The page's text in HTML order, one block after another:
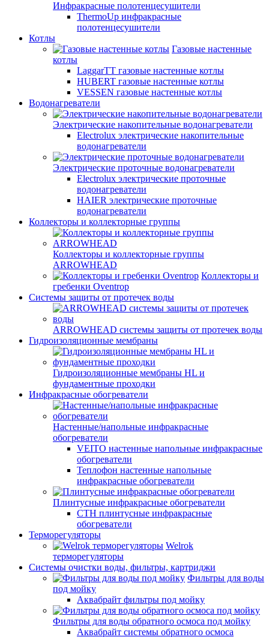
Инфракрасные полотенцесушители
ThermoUp инфракрасные
полотенцесушители
Котлы
Газовые настенные
котлы
LaggarTT газовые настенные котлы
HUBERT газовые настенные котлы
VESSEN газовые настенные котлы
Водонагреватели
Электрические накопительные водонагреватели
Electrolux электрические накопительные
водонагреватели
Электрические проточные водонагреватели
Electrolux электрические проточные
водонагреватели
HAIER электрические проточные
водонагреватели
Коллекторы и коллекторные группы
Коллекторы и коллекторные группы
ARROWHEAD
Коллекторы и
гребенки Oventrop
Системы защиты от протечек воды
ARROWHEAD системы защиты от протечек воды
Гидроизоляционные мембраны
Гидроизоляционные мембраны HL и
фундаментные проходки
Инфракрасные обогреватели
Настенные/напольные инфракрасные
обогреватели
VEITO настенные напольные инфракрасные
обогреватели
Теплофон настенные напольные
инфракрасные обогреватели
Плинтусные инфракрасные обогреватели
СТН плинтусные инфракрасные
обогреватели
Терморегуляторы
Welrok
терморегуляторы
Системы очистки воды, фильтры, картриджи
Фильтры для воды
под мойку
Аквабрайт фильтры под мойку
Фильтры для воды обратного осмоса под мойку
Аквабрайт системы обратного осмоса